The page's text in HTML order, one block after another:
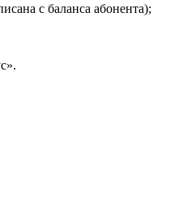
с баланса абонента);